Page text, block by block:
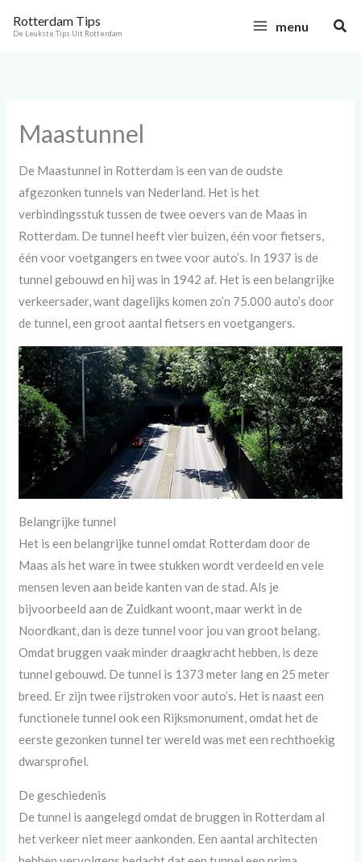
naar
Rotterdam Tips
De Leukste Tips Uit Rotterdam menu
Maastunnel
De Maastunnel in Rotterdam is een van de oudste
afgezonken tunnels van Nederland. Het is het
verbindingsstuk tussen de twee oevers van de Maas in
Rotterdam. De tunnel heeft vier buizen, één voor fietsers,
één voor voetgangers en twee voor auto’s. In 1937 is de
tunnel gebouwd en hij was in 1942 af. Het is een belangrijke
verkeersader, want dagelijks komen zo’n 75.000 auto’s door
de tunnel, een groot aantal fietsers en voetgangers.
Belangrijke tunnel
Het is een belangrijke tunnel omdat Rotterdam door de
Maas als het ware in twee stukken wordt verdeeld en vele
mensen leven aan beide kanten van de stad. Als je
bijvoorbeeld aan de Zuidkant woont, maar werkt in de
Noordkant, dan is deze tunnel voor jou van groot belang.
Omdat bruggen vaak minder draagkracht hebben, is deze
tunnel gebouwd. De tunnel is 1373 meter lang en 25 meter
breed. Er zijn twee rijstroken voor auto’s. Het is naast een
functionele tunnel ook een Rijksmonument, omdat het de
eerste gezonken tunnel ter wereld was met een rechthoekig
dwarsprofiel.
De geschiedenis
De tunnel is aangelegd omdat de bruggen in Rotterdam al
het verkeer niet meer aankonden. Een aantal architecten
a
o
ë
n